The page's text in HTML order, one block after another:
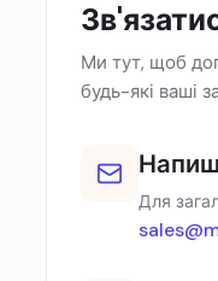
Ми тут, щоб
будь-які ваші
Для